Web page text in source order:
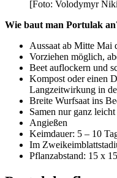
[Foto: Volodymyr
Wie baut man Portulak
Aussaat ab Mitte Mai
Vorziehen möglich,
Beet auflockern und
Kompost oder einen
Langzeitwirkung in
Breite Wurfsaat ins
Samen nur ganz
Angießen
Keimdauer: 5 – 10
Im
Pflanzabstand: 15 x